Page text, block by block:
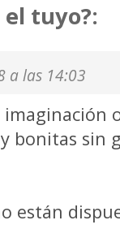
tuyo?:
a las 14:03
imaginación
bonitas sin
están